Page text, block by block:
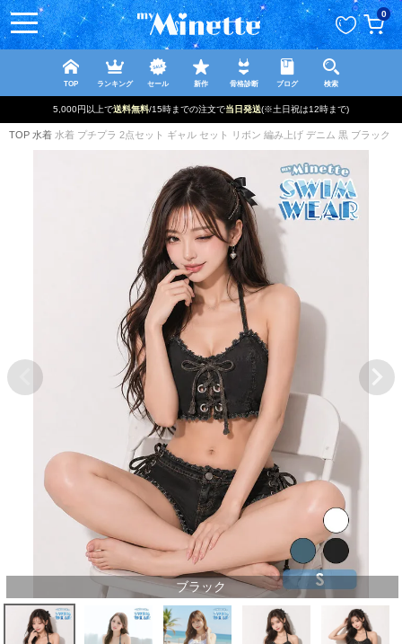
0
TOP ランキング セール 新作 骨格診断 ブログ 検索
5,000円以上で送料無料/15時までの注文で当日発送(※土日祝は12時まで)
TOP 水着 水着 プチプラ 2点セット ギャル セット リボン 編み上げ デニム 黒 ブラック
ブラック
ペー
ジト
ップ